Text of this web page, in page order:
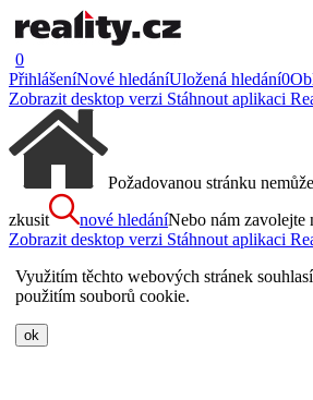
0
PřihlášeníNové hledáníUložená hledání0
Zobrazit desktop verzi Stáhnout aplikaci
Požadovanou stránku
zkusit
nové hledáníNebo nám zavolejte
Zobrazit desktop verzi Stáhnout aplikaci
Využitím těchto webových stránek
použitím souborů cookie.
ok